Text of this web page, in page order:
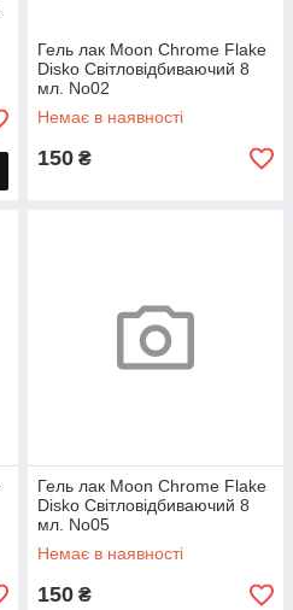
Гель лак Moon Chrome Flake
Disko Світловідбиваючий 8
мл. No02
Немає в наявності
150 ₴
Гель лак Moon Chrome Flake
Disko Світловідбиваючий 8
мл. No05
Немає в наявності
150 ₴